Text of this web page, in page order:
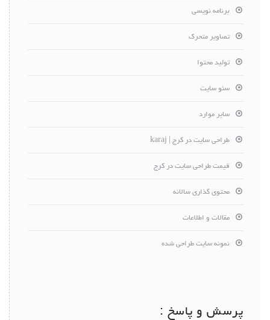
برنامه نویسی
تصاویر متحرک
تولید محتوا
سئو سایت
سایر موارد
طراحی سایت در کرج | karaj
قیمت طراحی سایت در کرج
محتوی گذاری سالانه
مقالات و اطلاعات
نمونه سایت طراحی شده
پرسش و پاسخ :